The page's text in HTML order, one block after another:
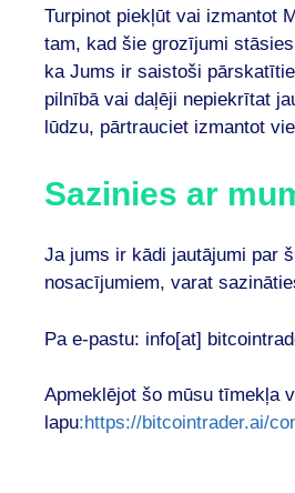
Turpinot piekļūt vai izmantot
tam, kad šie grozījumi
ka Jums ir saistoši
pilnībā vai daļēji nepiekrītat
lūdzu, pārtrauciet izmantot
Sazinies ar
Ja jums ir kādi jautājumi par
nosacījumiem, varat
Pa e-pastu: info[at]
Apmeklējot šo mūsu tīmekļa
lapu:https://bitcointrader.ai/